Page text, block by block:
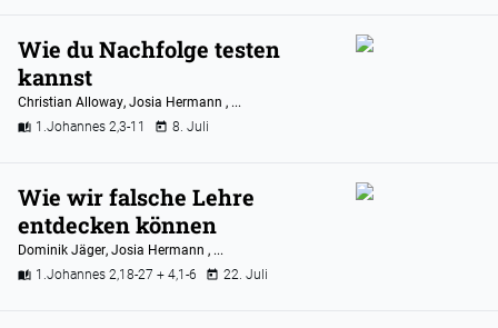
Wie du Nachfolge testen
kannst
Christian Alloway, Josia Hermann , ...
1.Johannes 2,3-11
8. Juli
Wie wir falsche Lehre
entdecken können
Dominik Jäger, Josia Hermann , ...
1.Johannes 2,18-27 + 4,1-6
22. Juli